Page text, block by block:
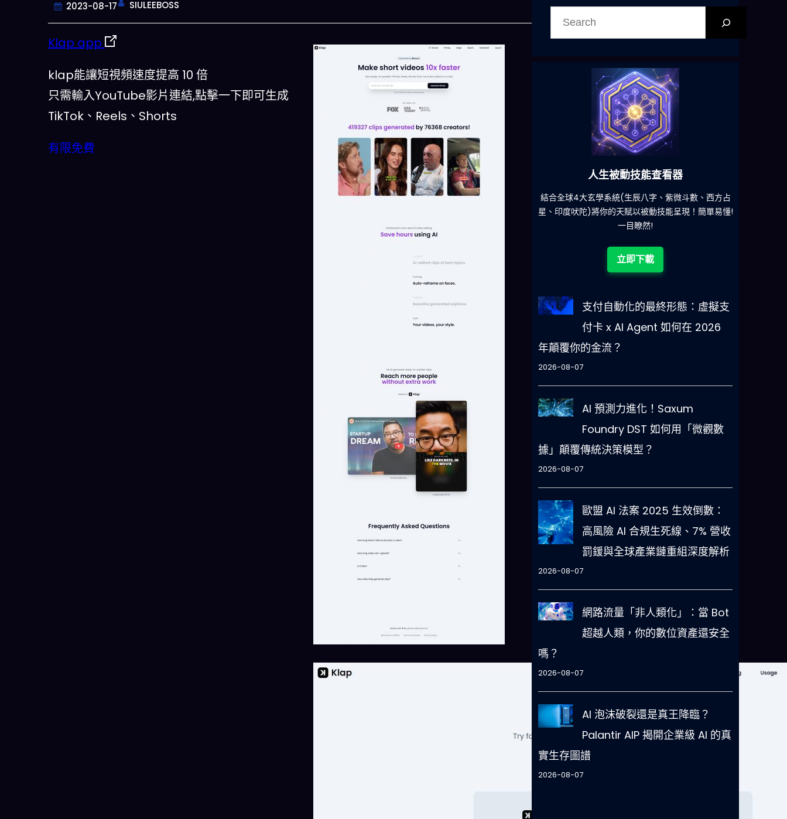
2023-08-17 SIULEEBOSS
Klap app
klap能讓短視頻速度提高 10 倍
只需輸入YouTube影片連結,點擊一下即可生成
TikTok、Reels、Shorts
有限免費
今晚吃什麽
一鍵配搭出三餸一湯的完美晚餐組合,以後免除晚餐吃
立即下載
人生被動技能查看器
結合全球4大玄學系統(生辰八字、紫微斗數、西方占
星、印度吠陀)將你的天賦以被動技能呈現！簡單易懂!
一目瞭然!
立即下載
支付自動化的最終形態：虛擬支
付卡 x AI Agent 如何在 2026
年顛覆你的金流？
2026-08-07
AI 預測力進化！Saxum
Foundry DST 如何用「微觀數
據」顛覆傳統決策模型？
2026-08-07
歐盟 AI 法案 2025 生效倒數：
高風險 AI 合規生死線、7% 營收
罰鍰與全球產業鏈重組深度解析
2026-08-07
網路流量「非人類化」：當 Bot
超越人類，你的數位資產還安全
嗎？
2026-08-07
AI 泡沫破裂還是真王降臨？
Palantir AIP 揭開企業級 AI 的真
實生存圖譜
2026-08-07